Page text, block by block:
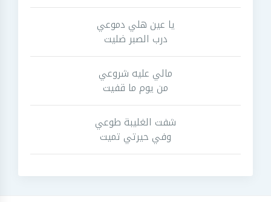
يا عين هلي دموعي
درب الصبر ضليت
مالي عليه شروعي
من يوم ما قفيت
شفت الغليبة طوعي
وفي حيرتي تميت